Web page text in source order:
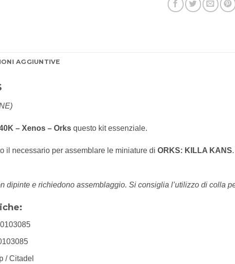
AGGIUNTIVE
– Xenos – Orks questo kit essenziale.
il necessario per assemblare le miniature di ORKS: KILLA KANS
dipinte e richiedono assemblaggio. Si consiglia l’utilizzo di colla
/ Citadel